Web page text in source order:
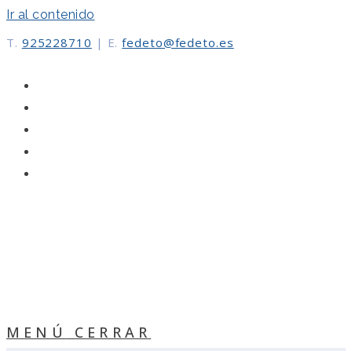
Ir al contenido
T. 925228710 | E. fedeto@fedeto.es
MENÚ CERRAR